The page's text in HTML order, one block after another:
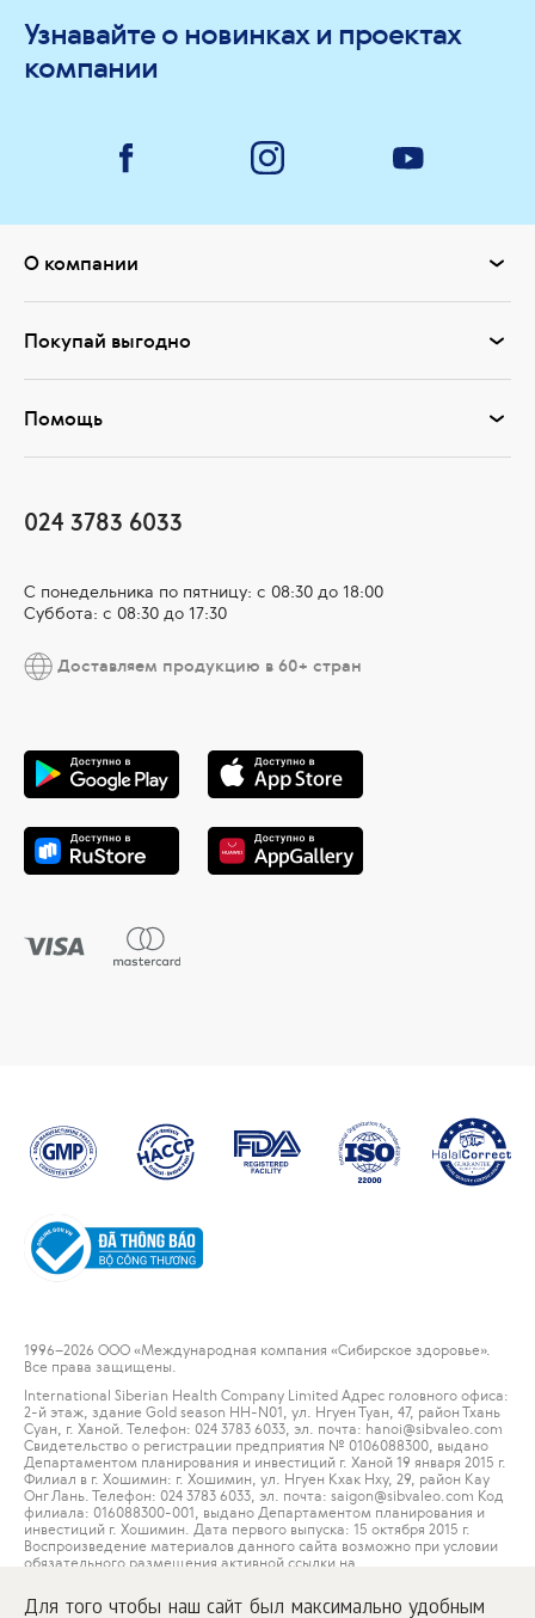
Для того чтобы наш сайт был максимально удобным
Узнавайте о новинках и проектах
компании
О компании
Покупай выгодно
Помощь
024 3783 6033
С понедельника по пятницу: с 08:30 до 18:00
Суббота: с 08:30 до 17:30
Доставляем продукцию в 60+ стран
1996–2026 ООО «Международная компания «Сибирское здоровье».
Все права защищены.
International Siberian Health Company Limited Адрес головного офиса:
2-й этаж, здание Gold season HH-N01, ул. Нгуен Туан, 47, район Тхань
Суан, г. Ханой. Телефон: 024 3783 6033, эл. почта: hanoi@sibvaleo.com
Свидетельство о регистрации предприятия № 0106088300, выдано
Департаментом планирования и инвестиций г. Ханой 19 января 2015 г.
Филиал в г. Хошимин: г. Хошимин, ул. Нгуен Кхак Нху, 29, район Кау
Онг Лань. Телефон: 024 3783 6033, эл. почта: saigon@sibvaleo.com Код
филиала: 016088300-001, выдано Департаментом планирования и
инвестиций г. Хошимин. Дата первого выпуска: 15 октября 2015 г.
Воспроизведение материалов данного сайта возможно при условии
обязательного размещения активной ссылки на